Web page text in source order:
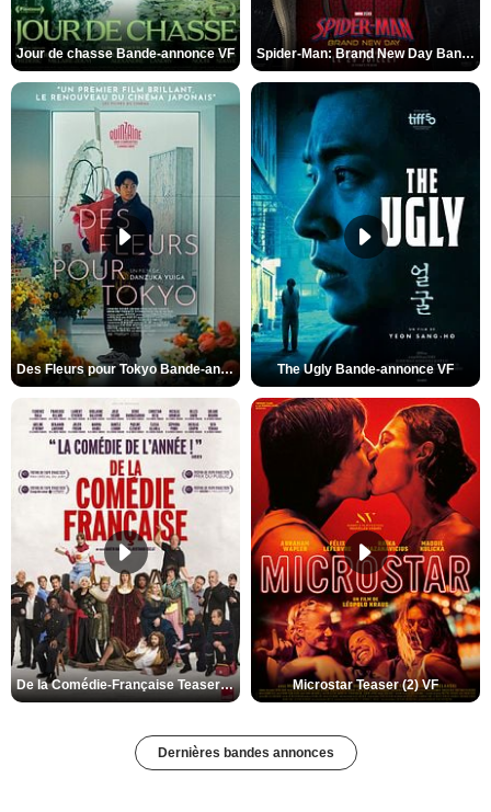
Jour de chasse Bande-annonce VF Spider-Man: Brand New Day Bande-annonce (3) VO STFR
Des Fleurs pour Tokyo Bande-annonce VO STFR The Ugly Bande-annonce VF
De la Comédie-Française Teaser (3) VF Microstar Teaser (2) VF
Dernières bandes annonces